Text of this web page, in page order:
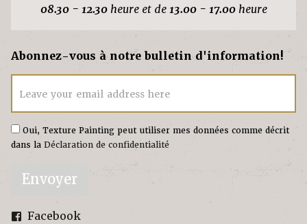
08.30 - 12.30heure et de13.00 - 17.00heure
Abonnez-vous à notre bulletin d'information!
Leave your email address here
Oui, Texture Painting peut utiliser mes données comme décrit
dans la Déclaration de confidentialité
Envoyer
Facebook